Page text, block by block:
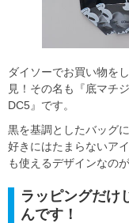
ダイソーでお買い物を
見！その名も『底マチ
DC5』です。
黒を基調としたバッグ
好きにはたまらないア
も使えるデザインなの
ラッピングだけ
んです！